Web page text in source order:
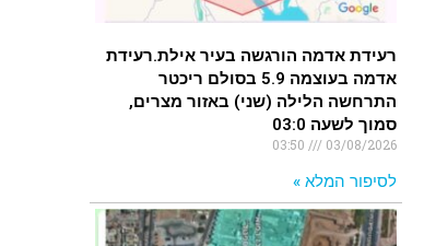
רעידת אדמה הורגשה בעיר אילת.רעידת
אדמה בעוצמה 5.9 בסולם ריכטר
התרחשה הלילה (שני) באזור מצרים,
סמוך לשעה 03:0
03/08/2026
לסיפור המלא »